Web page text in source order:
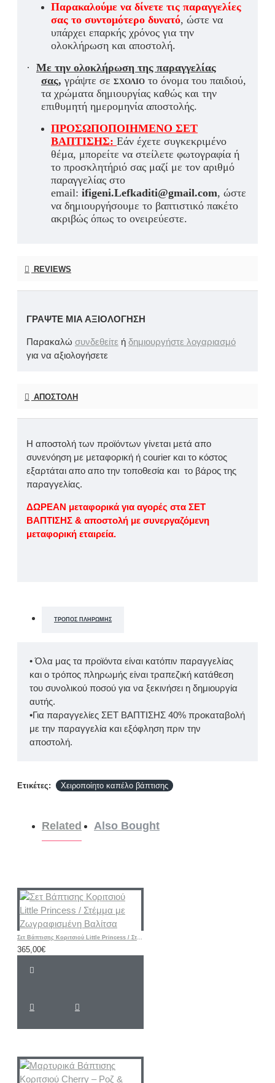
Παρακαλούμε να δίνετε τις παραγγελίες
σας το συντομότερο δυνατό, ώστε να
υπάρχει επαρκής χρόνος για την
ολοκλήρωση και αποστολή.
· Με την ολοκλήρωση της παραγγελίας
σας, γράψτε σε σχόλιο το όνομα του παιδιού,
τα χρώματα δημιουργίας καθώς και την
επιθυμητή ημερομηνία αποστολής.
ΠΡΟΣΩΠΟΠΟΙΗΜΕΝΟ ΣΕΤ
ΒΑΠΤΙΣΗΣ: Εάν έχετε συγκεκριμένο
θέμα, μπορείτε να στείλετε φωτογραφία ή
το προσκλητήριό σας μαζί με τον αριθμό
παραγγελίας στο
email: ifigeni.Lefkaditi@gmail.com, ώστε
να δημιουργήσουμε το βαπτιστικό πακέτο
ακριβώς όπως το ονειρεύεστε.
REVIEWS
ΓΡΆΨΤΕ ΜΙΑ ΑΞΙΟΛΌΓΗΣΗ
Παρακαλώ συνδεθείτε ή δημιουργήστε λογαριασμό
για να αξιολογήσετε
ΑΠΟΣΤΟΛΉ
Η αποστολή των προϊόντων γίνεται μετά απο
συνενόηση με μεταφορική ή courier και το κόστος
εξαρτάται απο απο την τοποθεσία και το βάρος της
παραγγελίας.
ΔΩΡΕΑΝ μεταφορικά για αγορές στα ΣΕΤ
ΒΑΠΤΙΣΗΣ & αποστολή με συνεργαζόμενη
μεταφορική εταιρεία.
ΤΡΌΠΟΣ ΠΛΗΡΩΜΉΣ
• Όλα μας τα προϊόντα είναι κατόπιν παραγγελίας
και ο τρόπος πληρωμής είναι τραπεζική κατάθεση
του συνολικού ποσού για να ξεκινήσει η δημιουργία
αυτής.
•Για παραγγελίες ΣΕΤ ΒΑΠΤΙΣΗΣ 40% προκαταβολή
με την παραγγελία και εξόφληση πριν την
αποστολή.
Ετικέτες: Χειροποίητο καπέλο βάπτισης
Related Also Bought
Σετ Βάπτισης Κοριτσιού Little Princess / Στέμμα με Ζωγραφισμένη Βαλίτσα
365,00€